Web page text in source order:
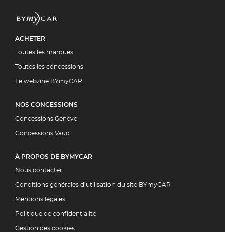
ACHETER
Toutes les marques
Toutes les concessions
Le webzine BYmyCAR
NOS CONCESSIONS
Concessions Genève
Concessions Vaud
À PROPOS DE BYMYCAR
Nous contacter
Conditions générales d’utilisation du site BYmyCAR
Mentions légales
Politique de confidentialité
Gestion des cookies